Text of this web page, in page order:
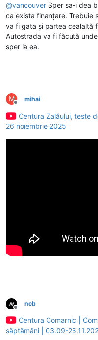
@vancouver Sper sa-i dea
ca exista finanțare. Trebuie
va fi gata și partea cealaltă
Autostrada va fi făcută
sper la ea.
M
Deconectat
mihai
Centura Zalăului, teste
26 noiembrie 2025
Deconectat
ncb
Centura Comarnic |
săptămâni | 03.09-